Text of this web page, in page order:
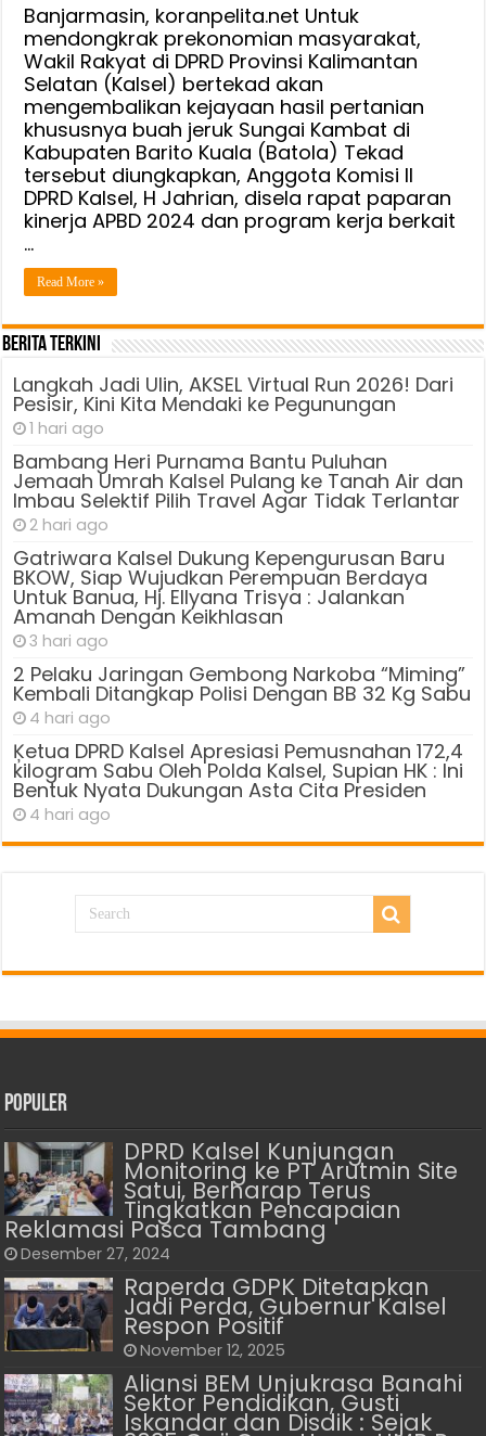
Banjarmasin, koranpelita.net Untuk
mendongkrak prekonomian masyarakat,
Wakil Rakyat di DPRD Provinsi Kalimantan
Selatan (Kalsel) bertekad akan
mengembalikan kejayaan hasil pertanian
khususnya buah jeruk Sungai Kambat di
Kabupaten Barito Kuala (Batola) Tekad
tersebut diungkapkan, Anggota Komisi II
DPRD Kalsel, H Jahrian, disela rapat paparan
kinerja APBD 2024 dan program kerja berkait
…
Read More »
Berita Terkini
Langkah Jadi Ulin, AKSEL Virtual Run 2026! Dari
Pesisir, Kini Kita Mendaki ke Pegunungan
1 hari ago
Bambang Heri Purnama Bantu Puluhan
Jemaah Umrah Kalsel Pulang ke Tanah Air dan
Imbau Selektif Pilih Travel Agar Tidak Terlantar
2 hari ago
Gatriwara Kalsel Dukung Kepengurusan Baru
BKOW, Siap Wujudkan Perempuan Berdaya
Untuk Banua, Hj. Ellyana Trisya : Jalankan
Amanah Dengan Keikhlasan
3 hari ago
2 Pelaku Jaringan Gembong Narkoba “Miming”
Kembali Ditangkap Polisi Dengan BB 32 Kg Sabu
4 hari ago
Ķetua DPRD Kalsel Apresiasi Pemusnahan 172,4
kilogram Sabu Oleh Polda Kalsel, Supian HK : Ini
Bentuk Nyata Dukungan Asta Cita Presiden
4 hari ago
Populer
DPRD Kalsel Kunjungan
Monitoring ke PT Arutmin Site
Satui, Berharap Terus
Tingkatkan Pencapaian
Reklamasi Pasca Tambang
Desember 27, 2024
Raperda GDPK Ditetapkan
Jadi Perda, Gubernur Kalsel
Respon Positif
November 12, 2025
Aliansi BEM Unjukrasa Banahi
Sektor Pendidikan, Gusti
Iskandar dan Disdik : Sejak